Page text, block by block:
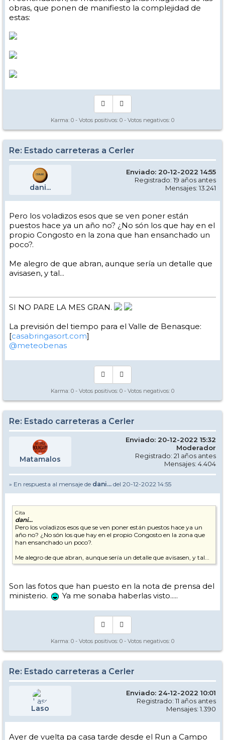
obras, que ponen de manifiesto la complejidad de
estas:
Karma: 0 - Votos positivos: 0 - Votos negativos: 0
Re: Estado carreteras a Cerler
dani...
Enviado: 20-12-2022 14:55
Registrado: 19 años antes
Mensajes: 13.241
Pero los voladizos esos que se ven poner están
puestos hace ya un año no? ¿No són los que hay en el
propio Congosto en la zona que han ensanchado un
poco?.
Me alegro de que abran, aunque sería un detalle que
avisasen, y tal...
SI NO PARE LA MES GRAN.
La previsión del tiempo para el Valle de Benasque:
[casabringasort.com]
@meteobenas
Karma: 0 - Votos positivos: 0 - Votos negativos: 0
Re: Estado carreteras a Cerler
Matamalos
Enviado: 20-12-2022 15:32
Moderador
Registrado: 21 años antes
Mensajes: 4.404
» En respuesta al mensaje de dani... del 20-12-2022 14:55
Cita
dani...
Pero los voladizos esos que se ven poner están puestos hace ya un
año no? ¿No són los que hay en el propio Congosto en la zona que
han ensanchado un poco?.
Me alegro de que abran, aunque sería un detalle que avisasen, y tal...
Son las fotos que han puesto en la nota de prensa del
ministerio.
Ya me sonaba haberlas visto.....
Karma: 0 - Votos positivos: 0 - Votos negativos: 0
Re: Estado carreteras a Cerler
Laso
Enviado: 24-12-2022 10:01
Registrado: 11 años antes
Mensajes: 1.390
Ayer de vuelta pa casa tarde desde el Run a Campo